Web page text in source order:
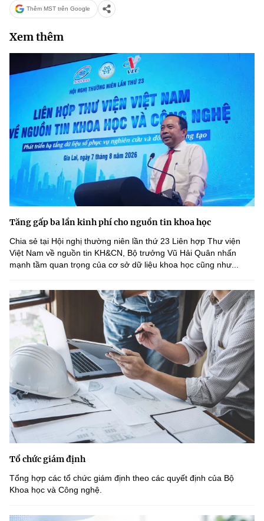
Thêm MST trên Google
Xem thêm
Tăng gấp ba lần kinh phí cho nguồn tin khoa học
Chia sẻ tại Hội nghị thường niên lần thứ 23 Liên hợp Thư viện
Việt Nam về nguồn tin KH&CN, Bộ trưởng Vũ Hải Quân nhấn
mạnh tầm quan trọng của cơ sở dữ liệu khoa học cũng như...
Tổ chức giám định
Tổng hợp các tổ chức giám định theo các quyết định của Bộ
Khoa học và Công nghệ.